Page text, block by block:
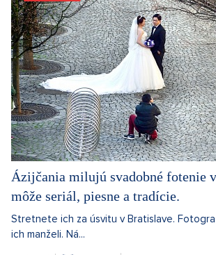
Ázijčania milujú svadobné fotenie
môže seriál, piesne a tradície.
Stretnete ich za úsvitu v Bratislave.
ich manželi. Ná...